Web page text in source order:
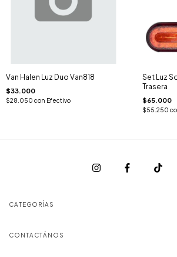
Van Halen Luz Duo Van818
$33.000
$28.050 con Efectivo
Set Luz
Trasera
$65.000
$55.250
CATEGORÍAS
CONTACTÁNOS